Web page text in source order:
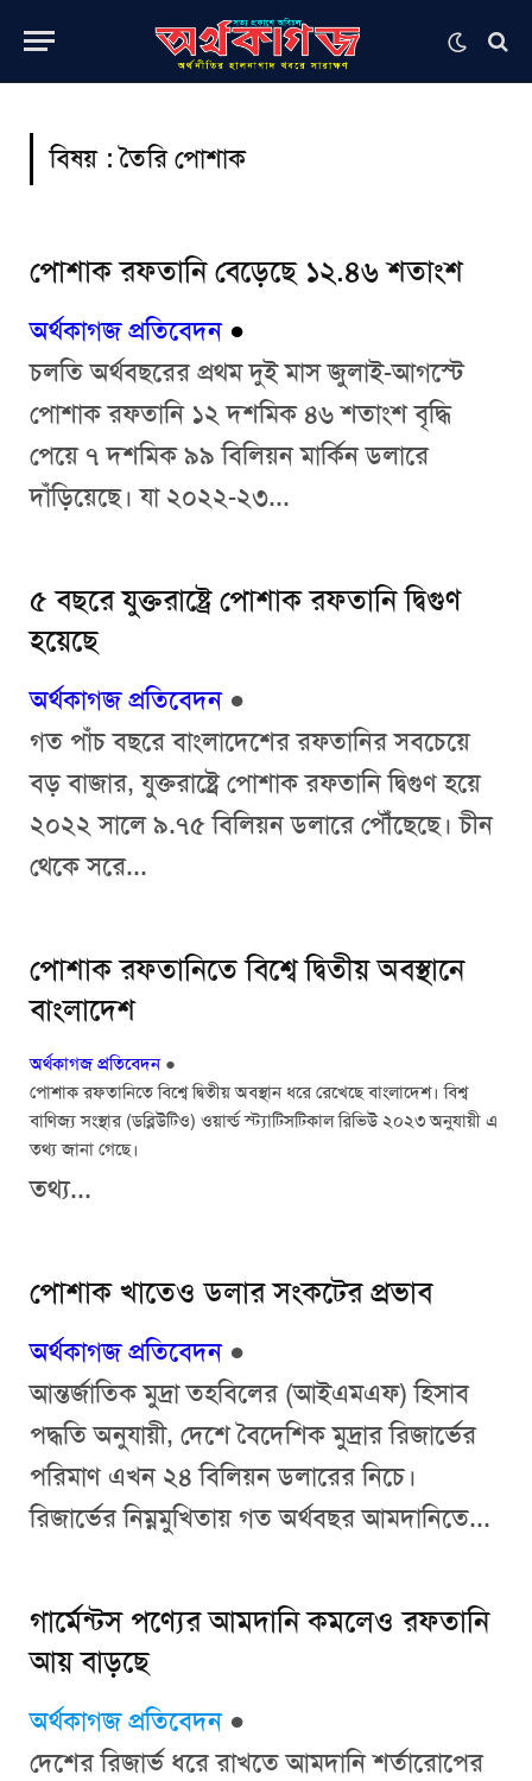
বিষয় :তৈরি পোশাক
পোশাক রফতানি বেড়েছে ১২.৪৬ শতাংশ
অর্থকাগজ প্রতিবেদন ●
চলতি অর্থবছরের প্রথম দুই মাস জুলাই-আগস্টে
পোশাক রফতানি ১২ দশমিক ৪৬ শতাংশ বৃদ্ধি
পেয়ে ৭ দশমিক ৯৯ বিলিয়ন মার্কিন ডলারে
দাঁড়িয়েছে। যা ২০২২-২৩...
৫ বছরে যুক্তরাষ্ট্রে পোশাক রফতানি দ্বিগুণ
হয়েছে
অর্থকাগজ প্রতিবেদন●
গত পাঁচ বছরে বাংলাদেশের রফতানির সবচেয়ে
বড় বাজার, যুক্তরাষ্ট্রে পোশাক রফতানি দ্বিগুণ হয়ে
২০২২ সালে ৯.৭৫ বিলিয়ন ডলারে পৌঁছেছে। চীন
থেকে সরে...
পোশাক রফতানিতে বিশ্বে দ্বিতীয় অবস্থানে
বাংলাদেশ
অর্থকাগজ প্রতিবেদন●
পোশাক রফতানিতে বিশ্বে দ্বিতীয় অবস্থান ধরে রেখেছে বাংলাদেশ। বিশ্ব
বাণিজ্য সংস্থার (ডব্লিউটিও) ওয়ার্ল্ড স্ট্যাটিসটিকাল রিভিউ ২০২৩ অনুযায়ী এ
তথ্য জানা গেছে।
তথ্য...
পোশাক খাতেও ডলার সংকটের প্রভাব
অর্থকাগজ প্রতিবেদন●
আন্তর্জাতিক মুদ্রা তহবিলের (আইএমএফ) হিসাব
পদ্ধতি অনুযায়ী, দেশে বৈদেশিক মুদ্রার রিজার্ভের
পরিমাণ এখন ২৪ বিলিয়ন ডলারের নিচে।
রিজার্ভের নিম্নমুখিতায় গত অর্থবছর আমদানিতে...
গার্মেন্টস পণ্যের আমদানি কমলেও রফতানি
আয় বাড়ছে
অর্থকাগজ প্রতিবেদন ●
দেশের রিজার্ভ ধরে রাখতে আমদানি শর্তারোপের